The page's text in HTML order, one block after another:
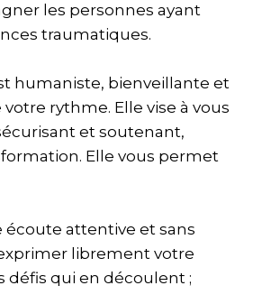
les personnes ayant
traumatiques.
humaniste, bienveillante et
rythme. Elle vise à vous
et soutenant,
Elle vous permet
écoute attentive et sans
librement votre
défis qui en découlent ;